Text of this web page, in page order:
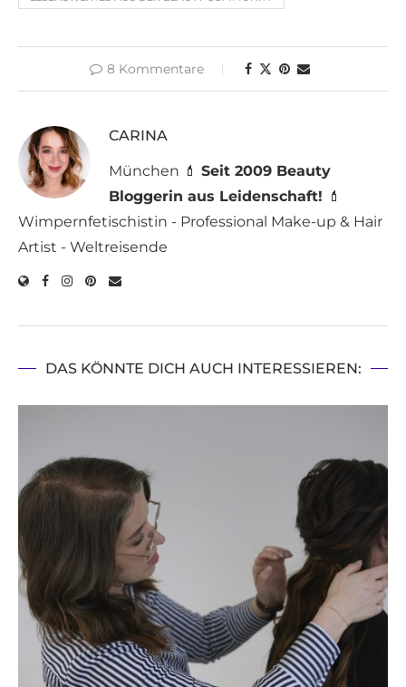
8 Kommentare
CARINA
München 💄 Seit 2009 Beauty
Bloggerin aus Leidenschaft! 💄
Wimpernfetischistin - Professional Make-up & Hair
Artist - Weltreisende
DAS KÖNNTE DICH AUCH INTERESSIEREN: